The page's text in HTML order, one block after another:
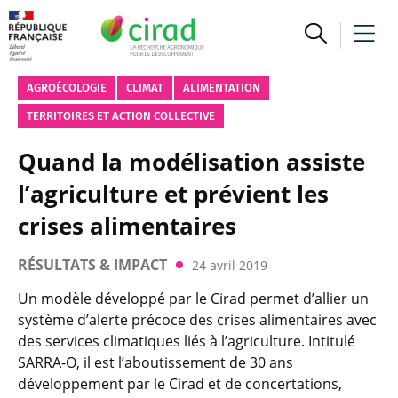
AGROÉCOLOGIE CLIMAT ALIMENTATION
TERRITOIRES ET ACTION COLLECTIVE
Quand la modélisation assiste
l’agriculture et prévient les
crises alimentaires
RÉSULTATS & IMPACT 24 avril 2019
Un modèle développé par le Cirad permet d’allier un
système d’alerte précoce des crises alimentaires avec
des services climatiques liés à l’agriculture. Intitulé
SARRA-O, il est l’aboutissement de 30 ans
développement par le Cirad et de concertations,